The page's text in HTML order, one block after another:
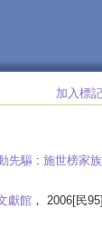
加入標記
先驅 : 施世榜家
獻館 ， 2006[民95]